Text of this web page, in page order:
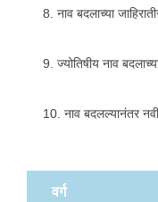
8. नाव बदलाच्या
9. ज्योतिषीय नाव
10. नाव बदलल्यानंतर
वर्ग